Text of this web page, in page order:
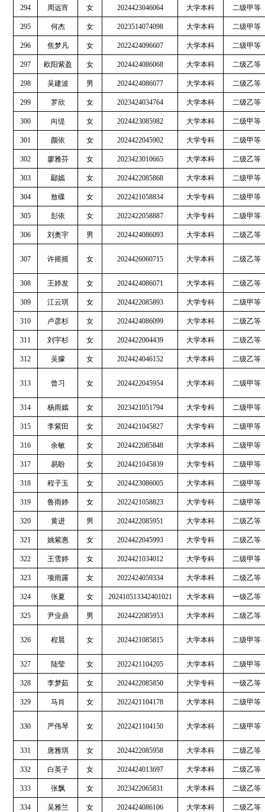
294 周远宵 女 2024423046064 大学本科 二级甲等
295 何杰 女 2023514074098 大学本科 二级甲等
296 焦梦凡 女 2022424096607 大学本科 二级甲等
297 欧阳紫盈 女 2024424086068 大学本科 二级乙等
298 吴建波 男 2024424086077 大学本科 二级乙等
299 罗欣 女 2023424034764 大学本科 二级乙等
300 向缇 女 2024423085982 大学本科 二级甲等
301 颜依 女 2024422045902 大学专科 二级甲等
302 廖雅芬 女 2023423010665 大学本科 二级乙等
303 鄢嫣 女 2024422085868 大学本科 二级甲等
304 敖碟 女 2022421058834 大学专科 二级甲等
305 彭依 女 2022422058887 大学专科 二级甲等
306 刘奥宇 男 2024424086093 大学本科 二级乙等
307 许摇摇 女 2024426060715 大学本科 二级乙等
308 王婷发 女 2024424086071 大学本科 二级乙等
309 江云琪 女 2024422085893 大学专科 二级甲等
310 卢彦杉 女 2024424086099 大学本科 二级乙等
311 刘宇杉 女 2024422004439 大学本科 二级乙等
312 吴朦 女 2024424046152 大学本科 二级乙等
313 曾习 女 2024422045954 大学本科 二级甲等
314 杨雨嫣 女 2023421051794 大学专科 二级甲等
315 李紫田 女 2024421045827 大学专科 二级甲等
316 余敏 女 2024422085848 大学本科 二级甲等
317 易盼 女 2024421045839 大学专科 二级甲等
318 程子玉 女 2024423086005 大学本科 二级甲等
319 鲁雨婷 女 2022421058823 大学专科 二级甲等
320 黄进 男 2024422085951 大学本科 二级乙等
321 姚紫惠 女 2024422045993 大学专科 二级乙等
322 王雪婷 女 2024421034012 大学专科 二级甲等
323 项雨露 女 2022424059334 大学本科 二级乙等
324 张夏 女 202410513342401021 大学本科 一级乙等
325 尹业鼎 男 2024422085953 大学本科 二级乙等
326 程晨 女 2024421085815 大学本科 二级甲等
327 陆莹 女 2022421104205 大学本科 二级甲等
328 李梦茹 女 2024422085850 大学专科 一级乙等
329 马肖 女 2022421104178 大学本科 二级甲等
330 严伟琴 女 2022421104150 大学本科 二级甲等
331 唐雅琪 女 2024422085958 大学本科 二级乙等
332 白英子 女 2024424013697 大学本科 二级乙等
333 张飘 女 2023422065831 大学本科 二级乙等
334 吴雅兰 女 2024424086106 大学本科 二级乙等